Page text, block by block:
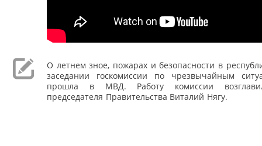
О летнем зное, пожарах и безопасности в
заседании госкомиссии по чрезвычайным
прошла в МВД. Работу комиссии
председателя Правительства Виталий Нягу.